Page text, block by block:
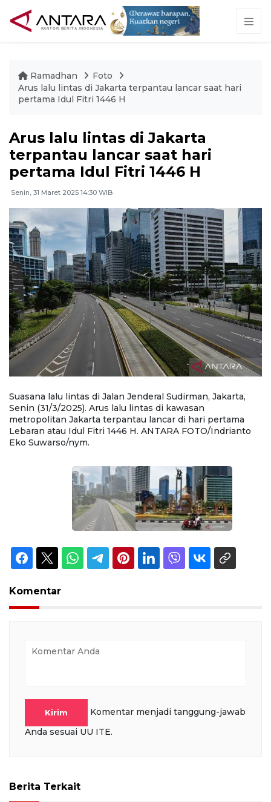
Ramadhan
Foto
Arus lalu lintas di Jakarta terpantau lancar saat hari
pertama Idul Fitri 1446 H
Arus lalu lintas di Jakarta
terpantau lancar saat hari
pertama Idul Fitri 1446 H
Senin, 31 Maret 2025 14:30 WIB
Suasana lalu lintas di Jalan Jenderal Sudirman, Jakarta,
Senin (31/3/2025). Arus lalu lintas di kawasan
metropolitan Jakarta terpantau lancar di hari pertama
Lebaran atau Idul Fitri 1446 H. ANTARA FOTO/Indrianto
Eko Suwarso/nym.
Komentar
Kirim
Komentar menjadi tanggung-jawab
Anda sesuai UU ITE.
Berita Terkait